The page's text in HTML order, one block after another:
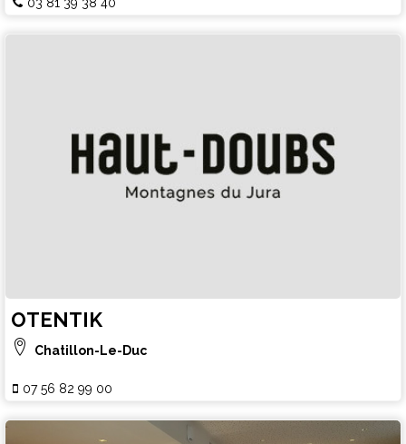
03 81 39 38 40
OTENTIK
Chatillon-Le-Duc
07 56 82 99 00